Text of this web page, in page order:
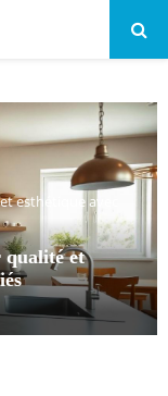
esthétique avec
qualité et